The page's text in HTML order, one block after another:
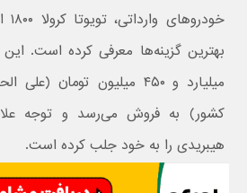
میلیارد و ۴۵۰ میلیون
کشور) به فروش می‌رسد و توجه
هیبریدی را به خود جلب کرده است.